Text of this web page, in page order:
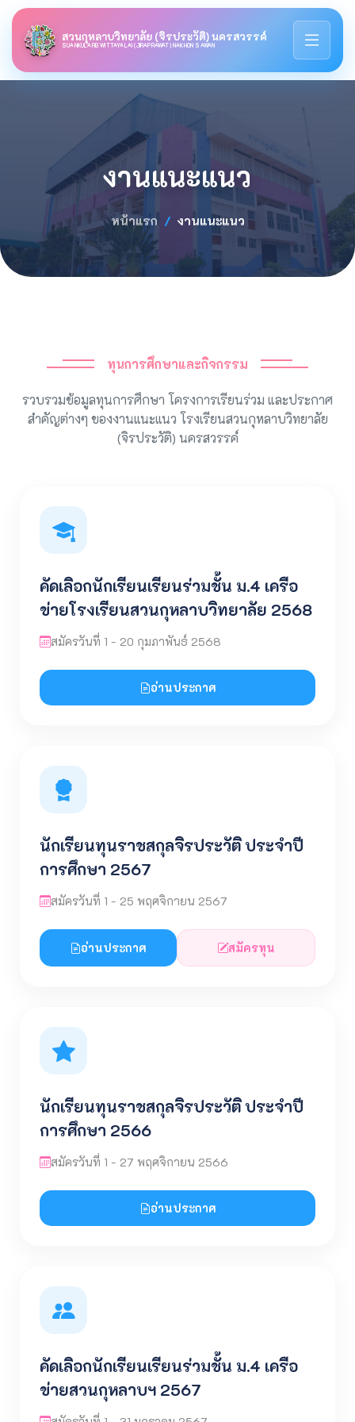
สวนกุหลาบวิทยาลัย (จิรประวัติ) นครสวรรค์
SUANKULARB WITTAYALAI (JIRAPRAWAT) NAKHON SAWAN
งานแนะแนว
หน้าแรก งานแนะแนว
ทุนการศึกษาและกิจกรรม
รวบรวมข้อมูลทุนการศึกษา โครงการเรียนร่วม และประกาศ
สำคัญต่างๆ ของงานแนะแนว โรงเรียนสวนกุหลาบวิทยาลัย
(จิรประวัติ) นครสวรรค์
คัดเลิอกนักเรียนเรียนร่วมชั้น ม.4 เครือ
ข่ายโรงเรียนสวนกุหลาบวิทยาลัย 2568
สมัครวันที่ 1 - 20 กุมภาพันธ์ 2568
อ่านประกาศ
นักเรียนทุนราชสกุลจิรประวัติ ประจำปี
การศึกษา 2567
สมัครวันที่ 1 - 25 พฤศจิกายน 2567
อ่านประกาศ สมัครทุน
นักเรียนทุนราชสกุลจิรประวัติ ประจำปี
การศึกษา 2566
สมัครวันที่ 1 - 27 พฤศจิกายน 2566
อ่านประกาศ
คัดเลิอกนักเรียนเรียนร่วมชั้น ม.4 เครือ
ข่ายสวนกุหลาบฯ 2567